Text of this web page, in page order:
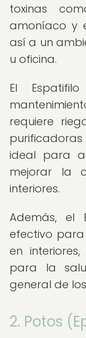
toxinas
amoníaco y
así a un
u oficina.
El
requiere
ideal para
mejorar la
interiores.
Además, el
efectivo
en
para la
general de
2. Potos